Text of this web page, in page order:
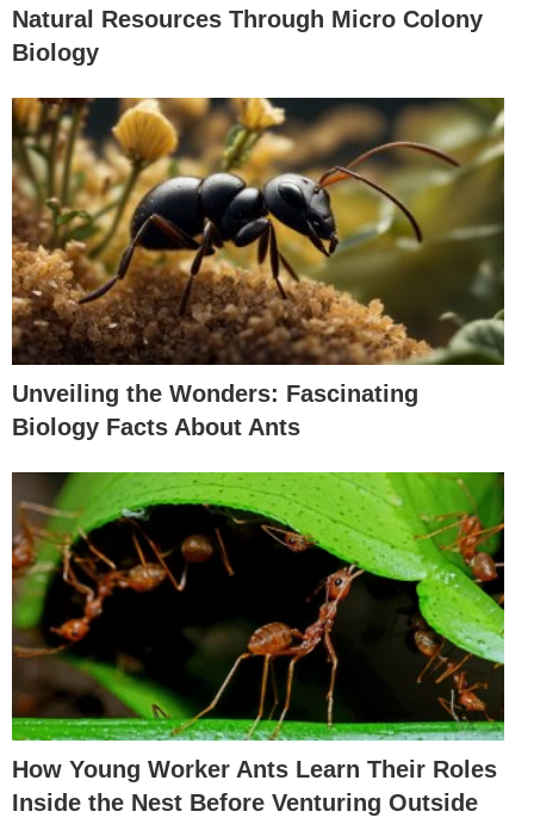
Natural Resources Through Micro Colony
Biology
Unveiling the Wonders: Fascinating
Biology Facts About Ants
How Young Worker Ants Learn Their Roles
Inside the Nest Before Venturing Outside